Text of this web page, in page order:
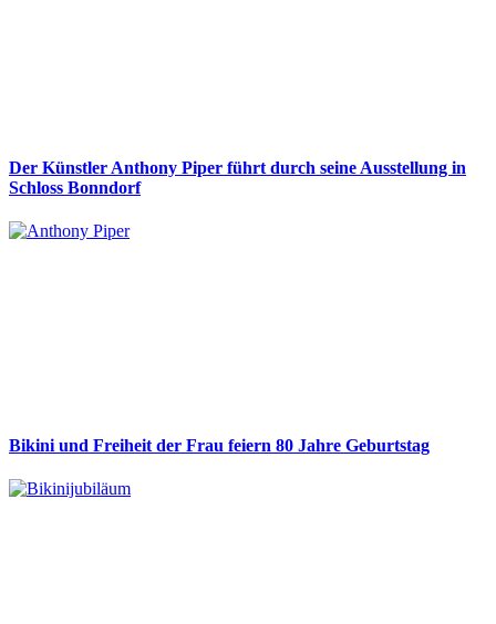
Der Künstler Anthony Piper führt durch seine Ausstellung in
Schloss Bonndorf
Bikini und Freiheit der Frau feiern 80 Jahre Geburtstag